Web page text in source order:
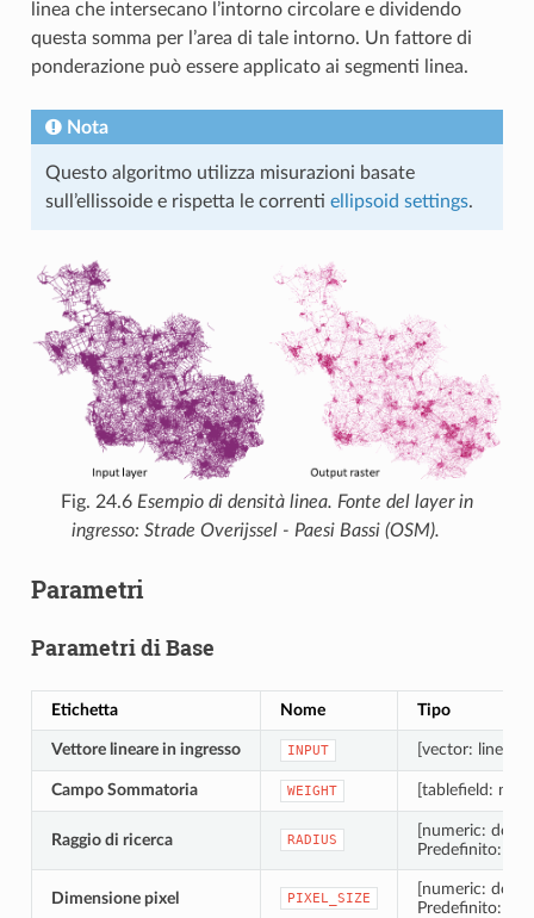
linea che intersecano l’intorno circolare e dividendo
questa somma per l’area di tale intorno. Un fattore di
ponderazione può essere applicato ai segmenti linea.
Nota
Questo algoritmo utilizza misurazioni basate
sull’ellissoide e rispetta le correnti ellipsoid settings.
Fig. 24.6 Esempio di densità linea. Fonte del layer in
ingresso: Strade Overijssel - Paesi Bassi (OSM).
Parametri
Parametri di Base
Etichetta Nome Tipo
Vettore lineare in ingresso INPUT [vector: line]
Campo Sommatoria WEIGHT [tablefield:
Raggio di ricerca RADIUS
[numeric:
Predefinito:
Dimensione pixel PIXEL_SIZE
[numeric:
Predefinito: